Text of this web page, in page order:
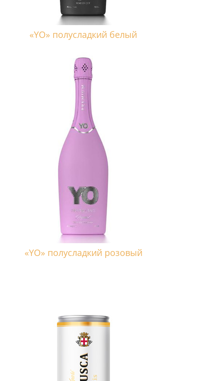
«YO» полусладкий белый
«YO» полусладкий розовый